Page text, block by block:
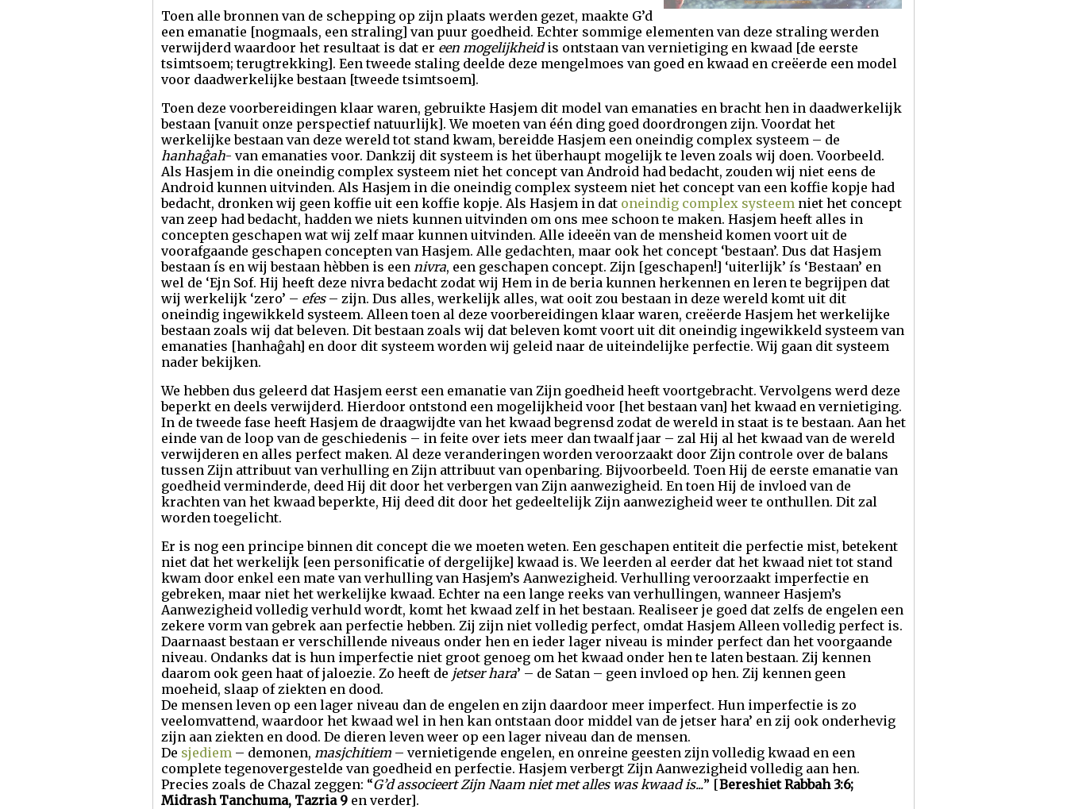
Toen alle bronnen van de schepping op zijn plaats werden gezet, maakte G’d
een emanatie [nogmaals, een straling] van puur goedheid. Echter sommige elementen van deze straling werden
verwijderd waardoor het resultaat is dat er een mogelijkheidis ontstaan van vernietiging en kwaad [de eerste
tsimtsoem; terugtrekking]. Een tweede staling deelde deze mengelmoes van goed en kwaad en creëerde een model
voor daadwerkelijke bestaan [tweede tsimtsoem].
Toen deze voorbereidingen klaar waren, gebruikte Hasjem dit model van emanaties en bracht hen in daadwerkelijk
bestaan [vanuit onze perspectief natuurlijk]. We moeten van één ding goed doordrongen zijn. Voordat het
werkelijke bestaan van deze wereld tot stand kwam, bereidde Hasjem een oneindig complex systeem – de
hanhaĝah- van emanaties voor. Dankzij dit systeem is het überhaupt mogelijk te leven zoals wij doen. Voorbeeld.
Als Hasjem in die oneindig complex systeem niet het concept van Android had bedacht, zouden wij niet eens de
Android kunnen uitvinden. Als Hasjem in die oneindig complex systeem niet het concept van een koffie kopje had
bedacht, dronken wij geen koffie uit een koffie kopje. Als Hasjem in dat oneindig complex systeem niet het concept
van zeep had bedacht, hadden we niets kunnen uitvinden om ons mee schoon te maken. Hasjem heeft alles in
concepten geschapen wat wij zelf maar kunnen uitvinden. Alle ideeën van de mensheid komen voort uit de
voorafgaande geschapen concepten van Hasjem. Alle gedachten, maar ook het concept ‘bestaan’. Dus dat Hasjem
bestaan ís en wij bestaan hèbben is een nivra, een geschapen concept. Zijn [geschapen!] ‘uiterlijk’ ís ‘Bestaan’ en
wel de ‘Ejn Sof. Hij heeft deze nivra bedacht zodat wij Hem in de beria kunnen herkennen en leren te begrijpen dat
wij werkelijk ‘zero’ – efes– zijn. Dus alles, werkelijk alles, wat ooit zou bestaan in deze wereld komt uit dit
oneindig ingewikkeld systeem. Alleen toen al deze voorbereidingen klaar waren, creëerde Hasjem het werkelijke
bestaan zoals wij dat beleven. Dit bestaan zoals wij dat beleven komt voort uit dit oneindig ingewikkeld systeem van
emanaties [hanhaĝah] en door dit systeem worden wij geleid naar de uiteindelijke perfectie. Wij gaan dit systeem
nader bekijken.
We hebben dus geleerd dat Hasjem eerst een emanatie van Zijn goedheid heeft voortgebracht. Vervolgens werd deze
beperkt en deels verwijderd. Hierdoor ontstond een mogelijkheid voor [het bestaan van] het kwaad en vernietiging.
In de tweede fase heeft Hasjem de draagwijdte van het kwaad begrensd zodat de wereld in staat is te bestaan. Aan het
einde van de loop van de geschiedenis – in feite over iets meer dan twaalf jaar – zal Hij al het kwaad van de wereld
verwijderen en alles perfect maken. Al deze veranderingen worden veroorzaakt door Zijn controle over de balans
tussen Zijn attribuut van verhulling en Zijn attribuut van openbaring. Bijvoorbeeld. Toen Hij de eerste emanatie van
goedheid verminderde, deed Hij dit door het verbergen van Zijn aanwezigheid. En toen Hij de invloed van de
krachten van het kwaad beperkte, Hij deed dit door het gedeeltelijk Zijn aanwezigheid weer te onthullen. Dit zal
worden toegelicht.
Er is nog een principe binnen dit concept die we moeten weten. Een geschapen entiteit die perfectie mist, betekent
niet dat het werkelijk [een personificatie of dergelijke] kwaad is. We leerden al eerder dat het kwaad niet tot stand
kwam door enkel een mate van verhulling van Hasjem’s Aanwezigheid. Verhulling veroorzaakt imperfectie en
gebreken, maar niet het werkelijke kwaad. Echter na een lange reeks van verhullingen, wanneer Hasjem’s
Aanwezigheid volledig verhuld wordt, komt het kwaad zelf in het bestaan. Realiseer je goed dat zelfs de engelen een
zekere vorm van gebrek aan perfectie hebben. Zij zijn niet volledig perfect, omdat Hasjem Alleen volledig perfect is.
Daarnaast bestaan er verschillende niveaus onder hen en ieder lager niveau is minder perfect dan het voorgaande
niveau. Ondanks dat is hun imperfectie niet groot genoeg om het kwaad onder hen te laten bestaan. Zij kennen
daarom ook geen haat of jaloezie. Zo heeft de jetser hara’ – de Satan – geen invloed op hen. Zij kennen geen
moeheid, slaap of ziekten en dood.
De mensen leven op een lager niveau dan de engelen en zijn daardoor meer imperfect. Hun imperfectie is zo
veelomvattend, waardoor het kwaad wel in hen kan ontstaan door middel van de jetser hara’ en zij ook onderhevig
zijn aan ziekten en dood. De dieren leven weer op een lager niveau dan de mensen.
De sjediem – demonen, masjchitiem – vernietigende engelen, en onreine geesten zijn volledig kwaad en een
complete tegenovergestelde van goedheid en perfectie. Hasjem verbergt Zijn Aanwezigheid volledig aan hen.
Precies zoals de Chazal zeggen: “G’d associeert Zijn Naam niet met alles was kwaad is...” [Bereshiet Rabbah 3:6;
Midrash Tanchuma, Tazria 9 en verder].